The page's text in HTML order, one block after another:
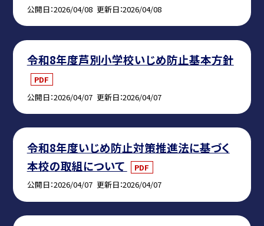
公開日 2026/04/08 更新日 2026/04/08
令和8年度芦別小学校いじめ防止基本方針
PDF
公開日 2026/04/07 更新日 2026/04/07
令和8年度いじめ防止対策推進法に基づく
本校の取組について
PDF
公開日 2026/04/07 更新日 2026/04/07